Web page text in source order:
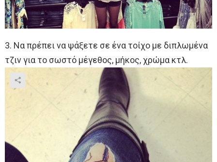
3. Να πρέπει να ψάξετε σε ένα τοίχο με διπλωμένα
τζιν για το σωστό μέγεθος, μήκος, χρώμα κτλ.